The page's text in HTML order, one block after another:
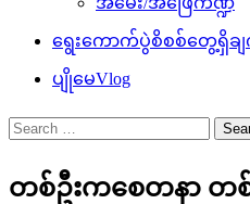
ရွေးကောက်ပွဲစိစစ်တွေ့ရှိချ
ပျိုမေVlog
Search
for:
တစ်ဦးကစေတနာ တစ်